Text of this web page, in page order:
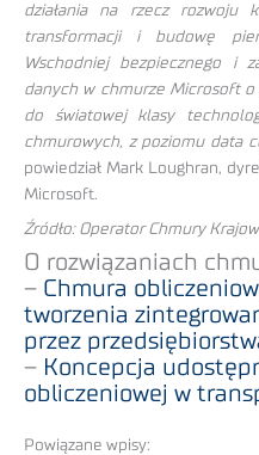
działania na rzecz rozwoju
transformacji i budowę
Wschodniej bezpiecznego i
danych w chmurze Microsoft
do światowej klasy
chmurowych, z poziomu data
powiedział Mark Loughran,
Microsoft.
Źródło: Operator Chmury
O rozwiązaniach
– Chmura
tworzenia
przez
– Koncepcja
obliczeniowej w
Powiązane wpisy: